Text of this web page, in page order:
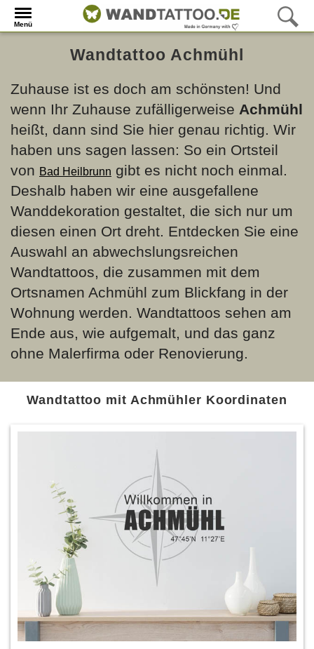
Menü
Wandtattoo Achmühl
Zuhause ist es doch am schönsten! Und
wenn Ihr Zuhause zufälligerweise Achmühl
heißt, dann sind Sie hier genau richtig. Wir
haben uns sagen lassen: So ein Ortsteil
von Bad Heilbrunn gibt es nicht noch einmal.
Deshalb haben wir eine ausgefallene
Wanddekoration gestaltet, die sich nur um
diesen einen Ort dreht. Entdecken Sie eine
Auswahl an abwechslungsreichen
Wandtattoos, die zusammen mit dem
Ortsnamen Achmühl zum Blickfang in der
Wohnung werden. Wandtattoos sehen am
Ende aus, wie aufgemalt, und das ganz
ohne Malerfirma oder Renovierung.
Wandtattoo mit Achmühler Koordinaten